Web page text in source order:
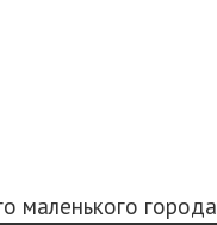
маленького города